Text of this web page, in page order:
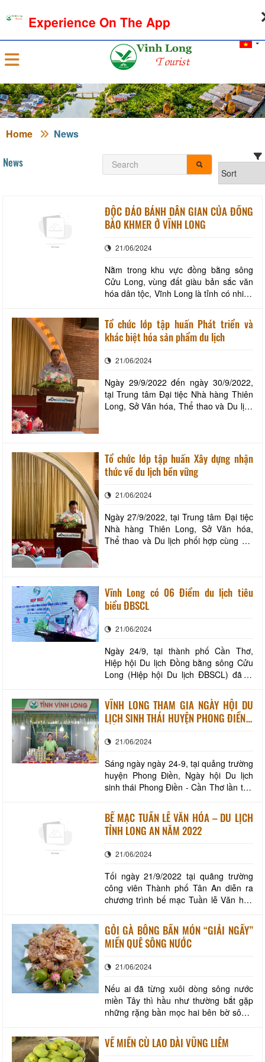
Sign in
Home News
News
ĐỘC ĐÁO BÁNH DÂN GIAN CỦA ĐỒNG
BÀO KHMER Ở VĨNH LONG
21/06/2024
Nằm trong khu vực đồng bằng sông
Cửu Long, vùng đất giàu bản sắc văn
hóa dân tộc, Vĩnh Long là tỉnh có nhiều
Ngoài người Kinh chiếm đa số, còn có
19 dân tộc thiểu số khác như Khmer,
Hoa, Chăm, Mường, Thái, Mông, Thổ,
2,21%; người Hoa chiế
Tổ chức lớp tập huấn Phát triển và
khác biệt hóa sản phẩm du lịch
21/06/2024
Ngày 29/9/2022 đến ngày 30/9/2022,
tại Trung tâm Đại tiệc Nhà hàng Thiên
Long, Sở Văn hóa, Thể thao và Du lịch
du lịch. Ông Phan Văn Giàu, Giám
đốc Sở VHTTDL phát biểu bế giảng lớp
tập huấn
Tổ chức lớp tập huấn Xây dựng nhận
thức về du lịch bền vững
21/06/2024
Ngày 27/9/2022, tại Trung tâm Đại tiệc
Nhà hàng Thiên Long, Sở Văn hóa,
Thể thao và Du lịch phối hợp cùng Dự
huấn có 23 học viên là đại diện các
doanh nghiệp lữ hành, cơ sở lưu trú du
lịch
Vĩnh Long có 06 Điểm du lịch tiêu
biểu ĐBSCL
21/06/2024
Ngày 24/9, tại thành phố Cần Thơ,
Hiệp hội Du lịch Đồng bằng sông Cửu
Long (Hiệp hội Du lịch ĐBSCL) đã tổ
ĐBSCL lần thứ I-năm 2022”. Hiệp hội
Du lịch ĐBSCL cho biết năm 2022 đã
bình chọn thêm 05 điểm mới Điểm du
có lên 43 Đ
VĨNH LONG THAM GIA NGÀY HỘI DU
LỊCH SINH THÁI HUYỆN PHONG ĐIỀN –
21/06/2024
Sáng ngày ngày 24-9, tại quảng trường
huyện Phong Điền, Ngày hội Du lịch
sinh thái Phong Điền - Cần Thơ lần thứ
với chủ đề “Tư duy lại về du lịch”. Ngày
hội là sự kiện thường niên do UBND
huyện Phong Điền phối hợp Sở Văn
chức
BẾ MẠC TUẦN LỄ VĂN HÓA – DU LỊCH
TỈNH LONG AN NĂM 2022
21/06/2024
Tối ngày 21/9/2022 tại quãng trường
công viên Thành phố Tân An diễn ra
chương trình bế mạc Tuần lễ Văn hóa
tiếp trên Đài Phát thanh và Truyền hình
Long An. Tuần lễ Văn hóa – Du lịch
Long An là hoạt động chào mừng kỷ
“Trung dũng
GỎI GÀ BÔNG BẦN MÓN “GIẢI NGẤY”
MIỀN QUÊ SÔNG NƯỚC
21/06/2024
Nếu ai đã từng xuôi dòng sông nước
miền Tây thì hầu như thường bắt gặp
những rặng bần mọc hai bên bờ sông.
thường mọc hoang hoặc được người
dân trồng không chỉ để giữ phù sa,
VỀ MIỀN CÙ LAO DÀI VŨNG LIÊM
Experience On The App